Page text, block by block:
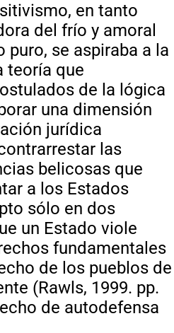
en tanto
del frío y amoral
se aspiraba a la
teoría que
de la lógica
una dimensión
jurídica
las
belicosas que
a los Estados
sólo en dos
un Estado viole
fundamentales
de los pueblos de
(Rawls, 1999. pp.
de autodefensa